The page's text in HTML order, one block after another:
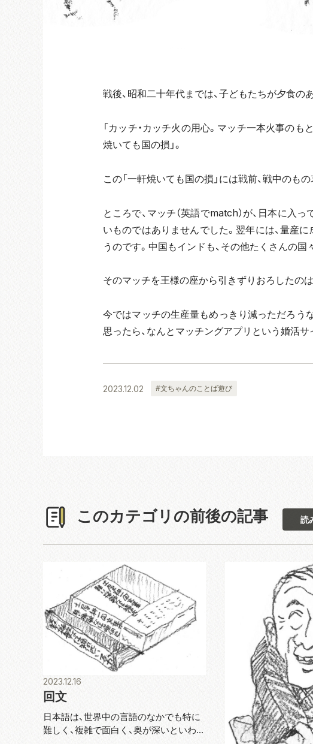
戦後、昭和二十年代までは、子どもたちが夕食の
「カッチ・カッチ火の用心。マッチ一本火事の
焼いても国の損」。
この「一軒焼いても国の損」には戦前、戦中のも
ところで、マッチ（英語でmatch）が、日本に入
いものではありませんでした。翌年には、量産
うのです。中国もインドも、その他たくさんの
そのマッチを王様の座から引きずりおろしたの
今ではマッチの生産量もめっきり減っただろう
思ったら、なんとマッチングアプリという婚活サ
2023.12.02 #文ちゃんのことば遊び
このカテゴリの前後の記事
回文
日本語は、世界中の言語のなかでも特に
難しく、複雑で面白く、奥が深いといわれ
2023.12.16
読